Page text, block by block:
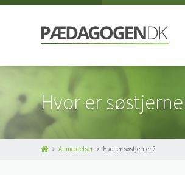
Hvor er
Anmeldelser Hvor er søstjernen?